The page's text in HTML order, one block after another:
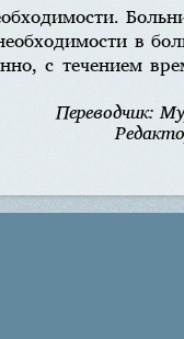
в
с течением
Переводчик: